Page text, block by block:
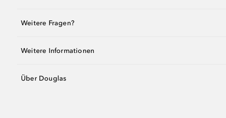
Weitere Fragen?
Weitere Informationen
Über Douglas